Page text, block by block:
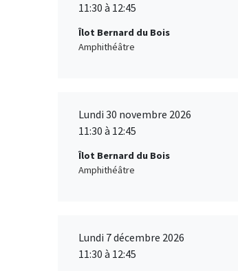
11:30 à 12:45
Îlot Bernard du Bois
Amphithéâtre
Lundi 30 novembre 2026
11:30 à 12:45
Îlot Bernard du Bois
Amphithéâtre
Lundi 7 décembre 2026
11:30 à 12:45